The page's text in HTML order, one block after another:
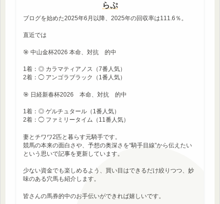
らぷ
ブログを始めた2025年6月以降、2025年の回収率は111.6％。
直近では
🎯 中山金杯2026 本命、対抗 的中
1着：◎ カラマティアノス（7番人気）
2着：◯ アンゴラブラック（1番人気）
🎯 日経新春杯2026 本命、対抗 的中
1着：◎ ゲルチュタール（1番人気）
2着：◯ ファミリータイム（11番人気）
妻とチワワ2匹と暮らす元騎手です。
競馬の本来の面白さや、予想の奥深さを“騎手目線”から伝えたい
という思いで記事を更新しています。
少ない資金でも楽しめるよう、買い目はできるだけ絞りつつ、妙
味のある穴馬も紹介します。
皆さんの馬券的中のお手伝いができれば嬉しいです。